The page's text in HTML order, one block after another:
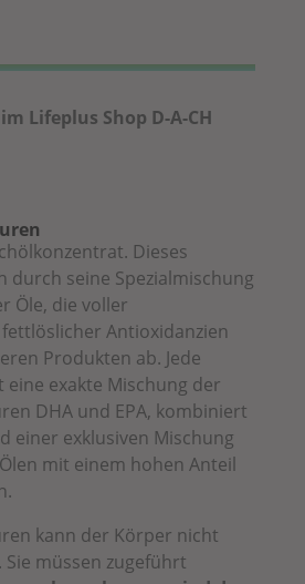
Lifeplus Shop D-A-CH
Dieses
durch seine Spezialmischung
Öle, die voller
Antioxidanzien
Produkten ab. Jede
eine exakte Mischung der
DHA und EPA, kombiniert
einer exklusiven Mischung
mit einem hohen Anteil
kann der Körper nicht
müssen zugeführt